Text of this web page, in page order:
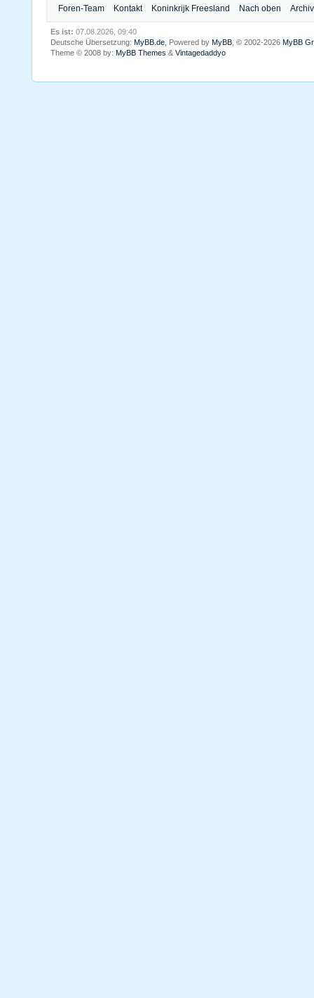
Foren-Team Kontakt Koninkrijk Freesland Nach oben
Es ist: 07.08.2026, 09:40
Deutsche Übersetzung: MyBB.de, Powered by MyBB, © 2002-2026 MyBB
Theme © 2008 by: MyBB Themes & Vintagedaddyo